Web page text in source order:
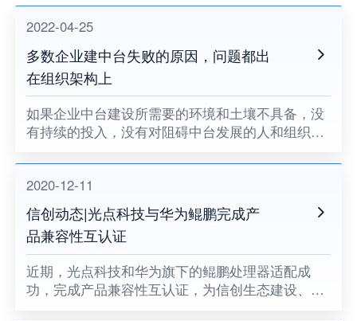
2022-04-25
多数企业建中台失败的原因，问题都出
在组织架构上
如果企业中台建设所需要的环境和土壤不具备，没
有持续的投入，没有对阻碍中台发展的人和组织提
业中台将很难健康地成长。
2020-12-11
信创动态|光点科技与华为鲲鹏完成产
品兼容性互认证
近期，光点科技和华为旗下的鲲鹏处理器适配成
功，完成产品兼容性互认证，为信创生态建设、关